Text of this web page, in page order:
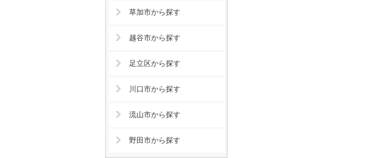
草加市から探す
越谷市から探す
足立区から探す
川口市から探す
流山市から探す
野田市から探す